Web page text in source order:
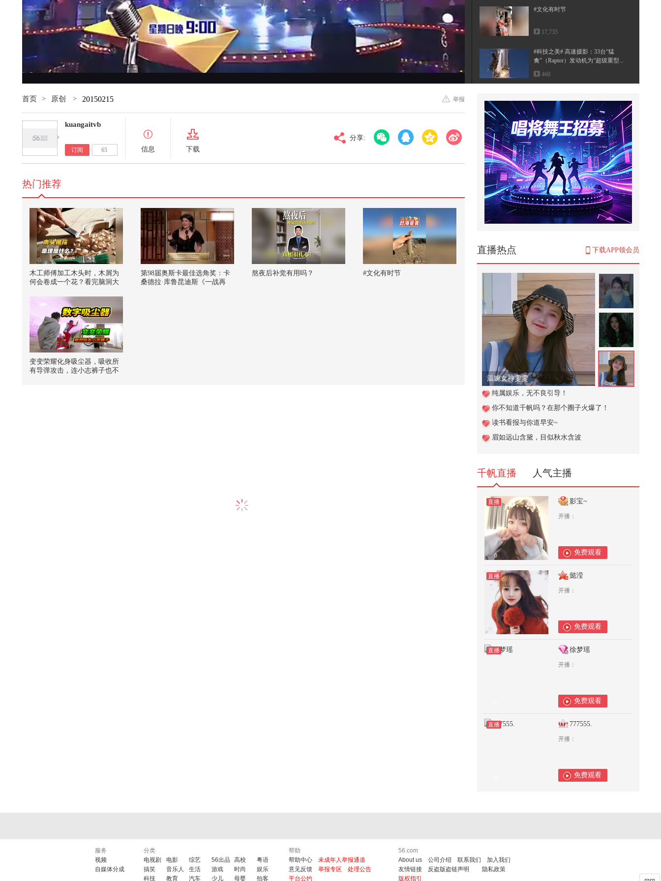
对比度
#文化有时节
17,735
#科技之美# 高速摄影：33台“猛
禽”（Raptor）发动机为“超级重型...
460
原创动画 #游戏 #搞笑游戏 #AI
2,851
狐厂大拷问️@丞磊 正片来啦！#丞
磊拍一场哭一场笑 丞磊片场原来
是...
54,762
2026.7.18 礼成！在爱里圆满！分享
典礼快剪视频～#一秒入夏的旋律
...
569
【刘珈彤｜声乐小课堂】光说不练
周总理力保陈毅评元帅，为何不保
邓小平？
317
阻止餐厅不文明行为 #小游戏
210
俄原油炼完再卖回去 印度这波稳赚
不赔
491
普京政府宣布中俄立场一致，日本
1,346
美国官员抱怨，在特朗普面前不能
乱说中国坏话
首页 > 原创 > 20150215 举报
kuangaitvb
订阅 65 信息 下载
分享:
直播热点 下载APP领会员
温婉女神雯雯
纯属娱乐，无不良引导！
你不知道千帆吗？在那个圈子火爆了！
读书看报与你道早安~
眉如远山含黛，目似秋水含波
千帆直播 人气主播
直播
0
影宝~
开播：
免费观看
直播
0
懿滢
开播：
免费观看
直播 徐梦瑶
开播：
免费观看
直播 777555.
开播：
免费观看
热门推荐
木工师傅加工木头时，木屑为
何会卷成一个花？看完脑洞大
第98届奥斯卡最佳选角奖：卡
桑德拉·库鲁昆迪斯《一战再
熬夜后补觉有用吗？ #文化有时节
变变荣耀化身吸尘器，吸收所
有导弹攻击，连小志裤子也不
服务
视频
自媒体分成
分类
电视剧
电影 综艺 56出品 高校
粤语
搞笑
音乐人 生活 游戏 时尚
娱乐
科技
教育 汽车 少儿 母婴 拍客
帮助
帮助中心
未成年人举报通道
意见反馈
举报专区
处理公告
平台公约
56.com
About us
公司介绍 联系我们
加入我们
友情链接
反盗版盗链声明
隐私政策
版权指引